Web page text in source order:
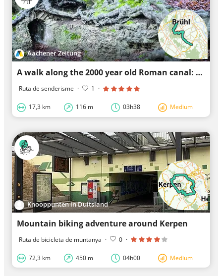
Aachener Zeitung
A walk along the 2000 year old Roman canal: stage 6
Ruta de senderisme · 1 ·
17,3 km 116 m 03h38 Medium
Knooppunten in Duitsland
Mountain biking adventure around Kerpen
Ruta de bicicleta de muntanya · 0 ·
72,3 km 450 m 04h00 Medium